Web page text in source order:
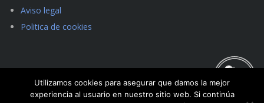
Aviso legal
Politica de cookies
Utilizamos cookies para asegurar que damos la mejor
experiencia al usuario en nuestro sitio web. Si continúa